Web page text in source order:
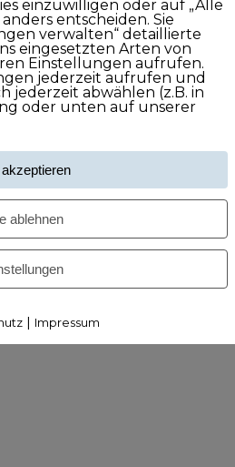
einzuwilligen oder auf „Alle
entscheiden. Sie
verwalten“ detaillierte
eingesetzten Arten von
Einstellungen aufrufen.
jederzeit aufrufen und
jederzeit abwählen (z.B. in
oder unten auf unserer
ablehnen
| Impressum